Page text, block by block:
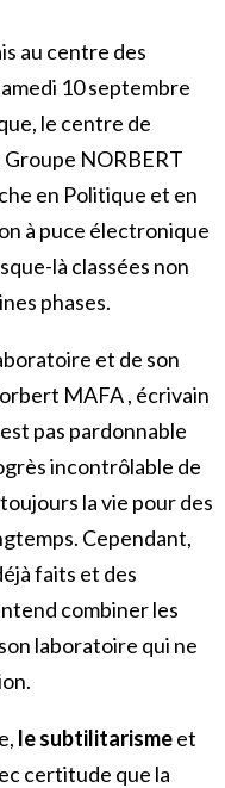
au centre des
10 septembre
le centre de
NORBERT
en Politique et en
à puce électronique
là classées non
phases.
et de son
MAFA , écrivain
pas pardonnable
incontrôlable de
la vie pour des
Cependant,
faits et des
combiner les
laboratoire qui ne
le subtilitarismeet
certitude que la